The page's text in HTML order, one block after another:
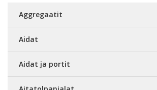
Aggregaatit
Aidat
Aidat ja portit